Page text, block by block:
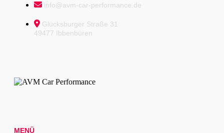
info@avm-car-performance.de
Glücksburger Straße 31
49477 Ibbenbüren
MENÜ